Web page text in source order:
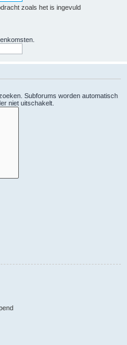
zoals het is ingevuld
Subforums worden automatisch
niet uitschakelt.